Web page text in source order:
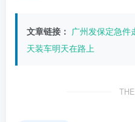
文章链接： 广州发保定急件
天装车明天在路上